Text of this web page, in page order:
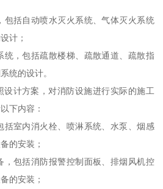
包括自动喷水灭火系统、气体灭火系统
计；
统，包括疏散楼梯、疏散通道、疏散指
统的设计。
设计方案，对消防设施进行实际的施工
下内容：
括室内消火栓、喷淋系统、水泵、烟感
的安装；
，包括消防报警控制面板、排烟风机控
的安装；